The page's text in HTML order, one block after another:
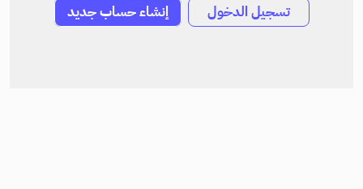
تسجيل الدخول إنشاء حساب جديد